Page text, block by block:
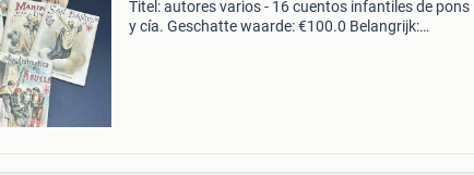
Titel: autores varios - 16 cuentos infantiles de pons
y cía. Geschatte waarde: €100.0 Belangrijk: